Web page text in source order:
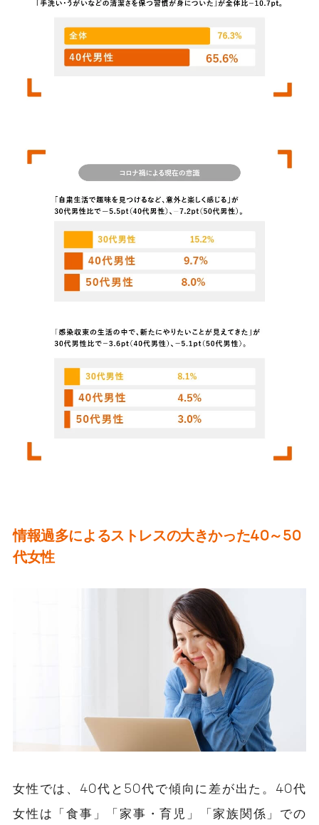
情報過多によるストレスの大きかった40～50
代女性
女性では、40代と50代で傾向に差が出た。40代
女性は「食事」「家事・育児」「家族関係」での